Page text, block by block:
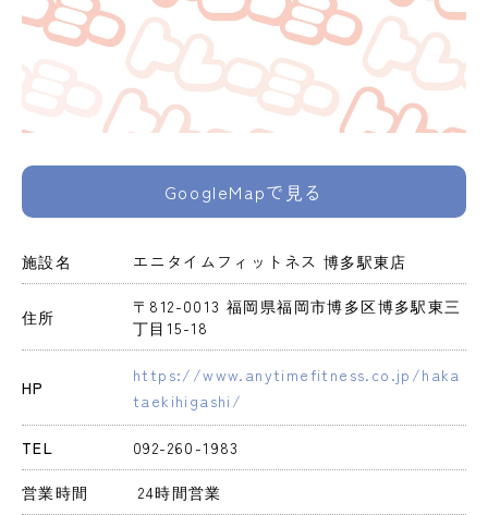
GoogleMapで見る
施設名 エニタイムフィットネス 博多駅東店
住所
〒812-0013 福岡県福岡市博多区博多駅東三
丁目15-18
HP
https://www.anytimefitness.co.jp/haka
taekihigashi/
TEL 092-260-1983
営業時間 24時間営業